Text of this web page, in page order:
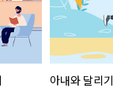
아내와 달리기